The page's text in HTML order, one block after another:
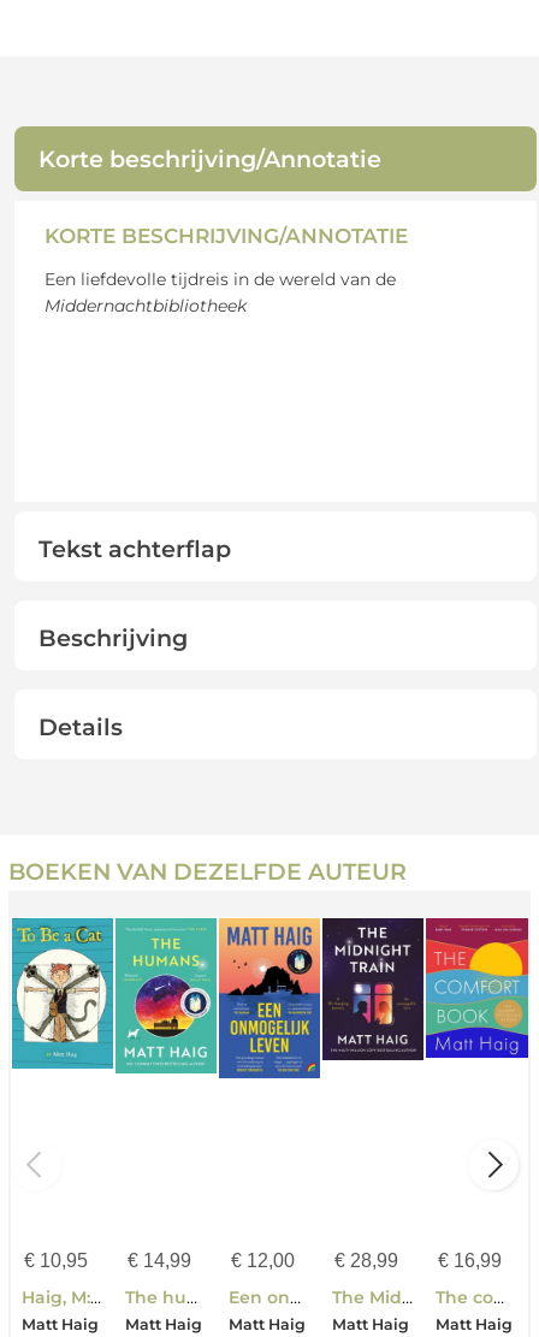
Korte beschrijving/Annotatie
KORTE BESCHRIJVING/ANNOTATIE
Een liefdevolle tijdreis in de wereld van de
Middernachtbibliotheek
Tekst achterflap
Beschrijving
Details
BOEKEN VAN DEZELFDE AUTEUR
€10,95
Haig, M: To Be a Cat
Matt Haig
€14,99
The humans
Matt Haig
€ 12,00
Een onmogelijk leven
Matt Haig
€ 28,99
The Midnight Train
Matt Haig
€ 16,99
The comfort book
Matt Haig